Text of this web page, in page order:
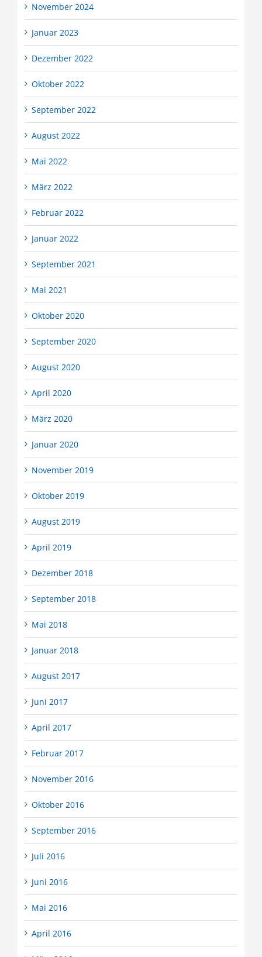
November 2024
Januar 2023
Dezember 2022
Oktober 2022
September 2022
August 2022
Mai 2022
März 2022
Februar 2022
Januar 2022
September 2021
Mai 2021
Oktober 2020
September 2020
August 2020
April 2020
März 2020
Januar 2020
November 2019
Oktober 2019
August 2019
April 2019
Dezember 2018
September 2018
Mai 2018
Januar 2018
August 2017
Juni 2017
April 2017
Februar 2017
November 2016
Oktober 2016
September 2016
Juli 2016
Juni 2016
Mai 2016
April 2016